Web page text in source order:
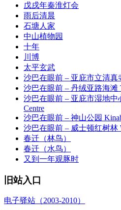
戊戌年秦淮灯会
雨后清晨
石塘人家
中山植物园
十年
川博
太平玄武
沙巴在眼前 – 亚庇市立清真
沙巴在眼前 – 丹绒亚路海滩
沙巴在眼前 – 亚庇市湿地中
Centre
沙巴在眼前 – 神山公园
沙巴在眼前 – 威士顿红树林
春迁（林鸟）
春迁（水鸟）
又到一年观豚时
旧站入口
电子驿站（2003-2010）